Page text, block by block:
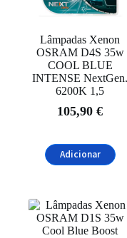
Lâmpadas Xenon
OSRAM D4S 35w
COOL BLUE
INTENSE NextGen.
6200K 1,5
105,90€
Adicionar